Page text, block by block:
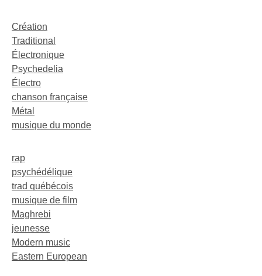
Création
Traditional
Électronique
Psychedelia
Électro
chanson française
Métal
musique du monde
rap
psychédélique
trad québécois
musique de film
Maghrebi
jeunesse
Modern music
Eastern European